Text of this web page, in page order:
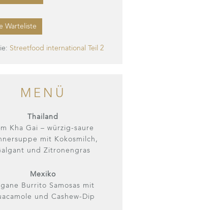
inkl.
Warteliste
Streetfood international Teil 2
MENÜ
Thailand
Kha Gai – würzig-saure
mit Kokosmilch,
und Zitronengras
Mexiko
Burrito Samosas mit
und Cashew-Dip